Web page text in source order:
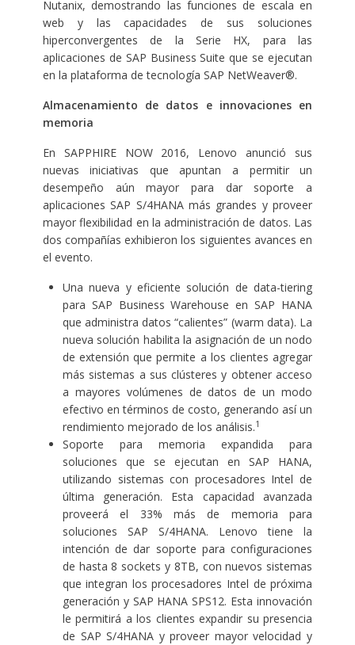
Nutanix, demostrando las funciones de escala en
web y las capacidades de sus soluciones
hiperconvergentes de la Serie HX, para las
aplicaciones de SAP Business Suite que se ejecutan
en la plataforma de tecnología SAP NetWeaver®.
Almacenamiento de datos e innovaciones en
memoria
En SAPPHIRE NOW 2016, Lenovo anunció sus
nuevas iniciativas que apuntan a permitir un
desempeño aún mayor para dar soporte a
aplicaciones SAP S/4HANA más grandes y proveer
mayor flexibilidad en la administración de datos. Las
dos compañías exhibieron los siguientes avances en
el evento.
Una nueva y eficiente solución de data-tiering
para SAP Business Warehouse en SAP HANA
que administra datos “calientes” (warm data). La
nueva solución habilita la asignación de un nodo
de extensión que permite a los clientes agregar
más sistemas a sus clústeres y obtener acceso
a mayores volúmenes de datos de un modo
efectivo en términos de costo, generando así un
rendimiento mejorado de los análisis.1
Soporte para memoria expandida para
soluciones que se ejecutan en SAP HANA,
utilizando sistemas con procesadores Intel de
última generación. Esta capacidad avanzada
proveerá el 33% más de memoria para
soluciones SAP S/4HANA. Lenovo tiene la
intención de dar soporte para configuraciones
de hasta 8 sockets y 8TB, con nuevos sistemas
que integran los procesadores Intel de próxima
generación y SAP HANA SPS12. Esta innovación
le permitirá a los clientes expandir su presencia
de SAP S/4HANA y proveer mayor velocidad y